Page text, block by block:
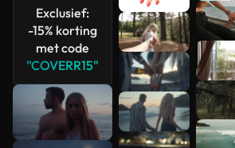
Exclusief:
-15% korting
met code
"COVERR15"